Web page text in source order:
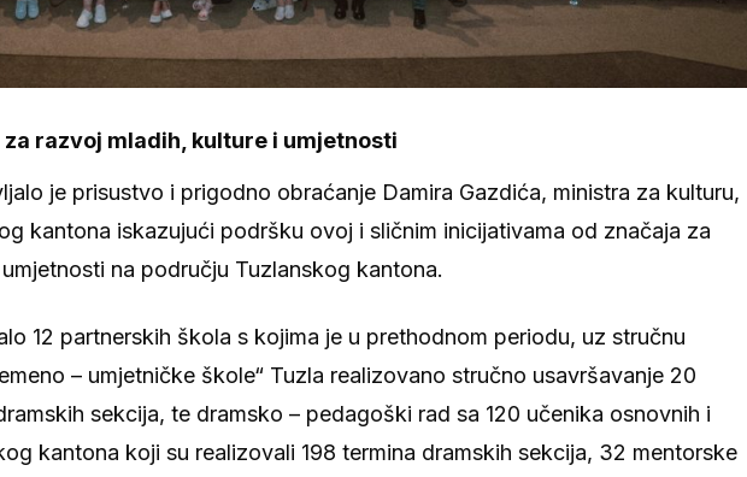
razvoj mladih, kulture i umjetnosti
je prisustvo i prigodno obraćanje Damira Gazdića, ministra za kulturu,
kantona iskazujući podršku ovoj i sličnim inicijativama od značaja za
na području Tuzlanskog kantona.
12 partnerskih škola s kojima je u prethodnom periodu, uz stručnu
– umjetničke škole“ Tuzla realizovano stručno usavršavanje 20
sekcija, te dramsko – pedagoški rad sa 120 učenika osnovnih i
kantona koji su realizovali 198 termina dramskih sekcija, 32 mentorske